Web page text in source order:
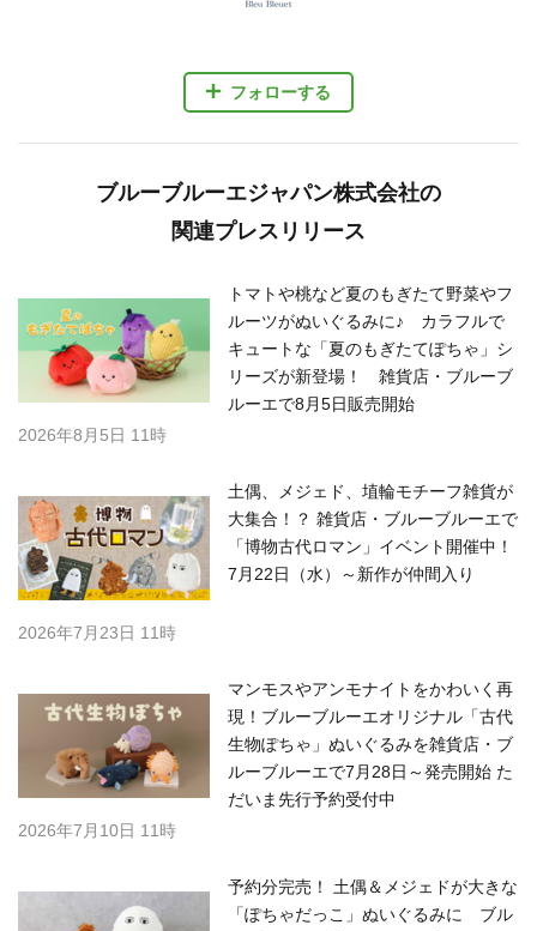
フォローする
ブルーブルーエジャパン株式会社の
関連プレスリリース
トマトや桃など夏のもぎたて野菜やフ
ルーツがぬいぐるみに♪ カラフルで
キュートな「夏のもぎたてぽちゃ」シ
リーズが新登場！ 雑貨店・ブルーブ
ルーエで8月5日販売開始
2026年8月5日 11時
土偶、メジェド、埴輪モチーフ雑貨が
大集合！？ 雑貨店・ブルーブルーエで
「博物古代ロマン」イベント開催中！
7月22日（水）～新作が仲間入り
2026年7月23日 11時
マンモスやアンモナイトをかわいく再
現！ブルーブルーエオリジナル「古代
生物ぽちゃ」ぬいぐるみを雑貨店・ブ
ルーブルーエで7月28日～発売開始 た
だいま先行予約受付中
2026年7月10日 11時
予約分完売！ 土偶＆メジェドが大きな
「ぽちゃだっこ」ぬいぐるみに ブル